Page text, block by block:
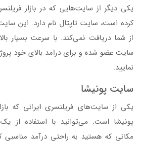
یکی دیگر از سایت‌هایی که در بازار
کرده است، سایت تاپتال نام دارد. این
از شما دریافت نمی‌کند. با سرعت بسیار
سایت عضو شده و برای درامد بالای خود
نمایید.
سایت پونیشا
یکی از سایت‌های فریلنسری ایرانی که
پونیشا است. می‌توانید با استفاده از
مکانی که هستید به راحتی درآمد